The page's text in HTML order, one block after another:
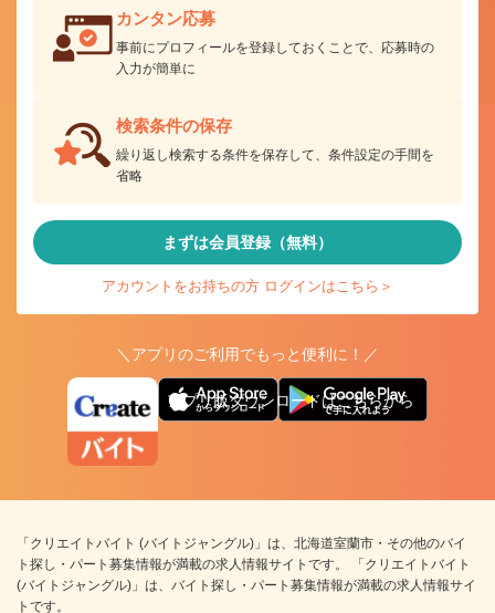
カンタン応募
事前にプロフィールを登録しておくことで、応募時の
入力が簡単に
検索条件の保存
繰り返し検索する条件を保存して、条件設定の手間を
省略
まずは会員登録（無料）
アカウントをお持ちの方 ログインはこちら＞
＼アプリのご利用でもっと便利に！／
アプリ版ダウンロードはこちらから
「クリエイトバイト (バイトジャングル)」は、北海道室蘭市・その他のバイ
ト探し・パート募集情報が満載の求人情報サイトです。 「クリエイトバイト
(バイトジャングル)」は、バイト探し・パート募集情報が満載の求人情報サイ
トです。